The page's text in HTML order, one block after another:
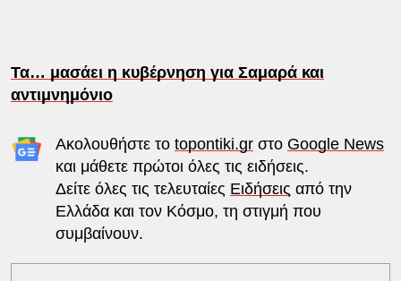
Τα… μασάει η κυβέρνηση για Σαμαρά και
αντιμνημόνιο
Ακολουθήστε το topontiki.grστο Google News
και μάθετε πρώτοι όλες τις ειδήσεις.
Δείτε όλες τις τελευταίες Ειδήσεις από την
Ελλάδα και τον Κόσμο, τη στιγμή που
συμβαίνουν.